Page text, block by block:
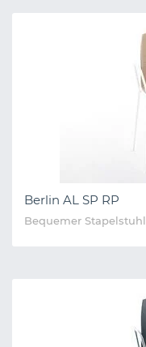
Berlin AL SP RP
Bequemer Stapelstuhl